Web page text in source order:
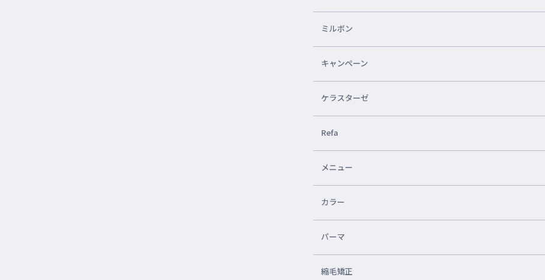
ミルボン
キャンペーン
ケラスターゼ
Refa
メニュー
カラー
パーマ
縮毛矯正